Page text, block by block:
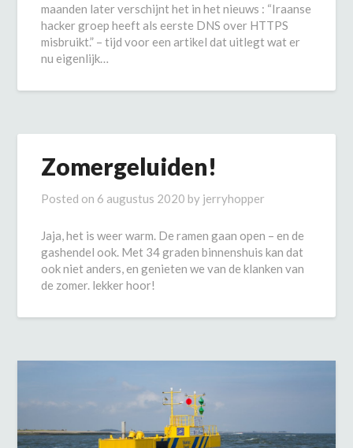
maanden later verschijnt het in het nieuws : “Iraanse
hacker groep heeft als eerste DNS over HTTPS
misbruikt.” – tijd voor een artikel dat uitlegt wat er
nu eigenlijk…
Zomergeluiden!
Posted on 6 augustus 2020 by jerryhopper
Jaja, het is weer warm. De ramen gaan open – en de
gashendel ook. Met 34 graden binnenshuis kan dat
ook niet anders, en genieten we van de klanken van
de zomer. lekker hoor!